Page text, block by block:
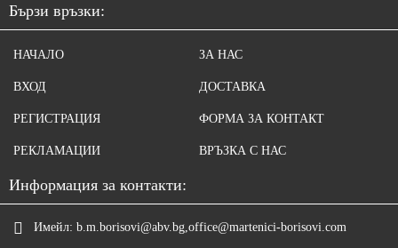
Бързи връзки:
НАЧАЛО
ВХОД
РЕГИСТРАЦИЯ
РЕКЛАМАЦИИ
ЗА НАС
ДОСТАВКА
ФОРМА ЗА КОНТАКТ
ВРЪЗКА С НАС
Информация за контакти:
Имейл: b.m.borisovi@abv.bg,office@martenici-borisovi.com